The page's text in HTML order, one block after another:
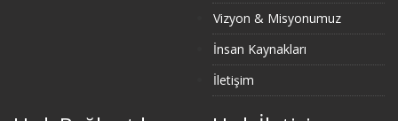
Vizyon & Misyonumuz
İnsan Kaynakları
İletişim